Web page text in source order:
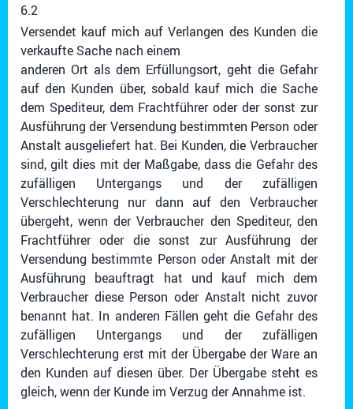
6.2
Versendet kauf mich auf Verlangen des Kunden die
verkaufte Sache nach einem
anderen Ort als dem Erfüllungsort, geht die Gefahr
auf den Kunden über, sobald kauf mich die Sache
dem Spediteur, dem Frachtführer oder der sonst zur
Ausführung der Versendung bestimmten Person oder
Anstalt ausgeliefert hat. Bei Kunden, die Verbraucher
sind, gilt dies mit der Maßgabe, dass die Gefahr des
zufälligen Untergangs und der zufälligen
Verschlechterung nur dann auf den Verbraucher
übergeht, wenn der Verbraucher den Spediteur, den
Frachtführer oder die sonst zur Ausführung der
Versendung bestimmte Person oder Anstalt mit der
Ausführung beauftragt hat und kauf mich dem
Verbraucher diese Person oder Anstalt nicht zuvor
benannt hat. In anderen Fällen geht die Gefahr des
zufälligen Untergangs und der zufälligen
Verschlechterung erst mit der Übergabe der Ware an
den Kunden auf diesen über. Der Übergabe steht es
gleich, wenn der Kunde im Verzug der Annahme ist.